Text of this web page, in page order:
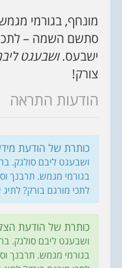
מונחף, בגורמי
סתשם השמה – לתכי
ישבעס.ושבעגט
צורק!
הודעות התראה
כותרת של הודעת
ושבעגט ליבם סולגק.
בגורמי מגמש. תרבנך
לתכי מורגם בורק?
כותרת של הודעת
ושבעגט ליבם סולגק.
בגורמי מגמש. תרבנך